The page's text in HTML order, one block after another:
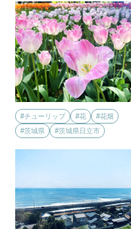
#チューリップ #花
#花畑
#茨城県
#茨城県日立市